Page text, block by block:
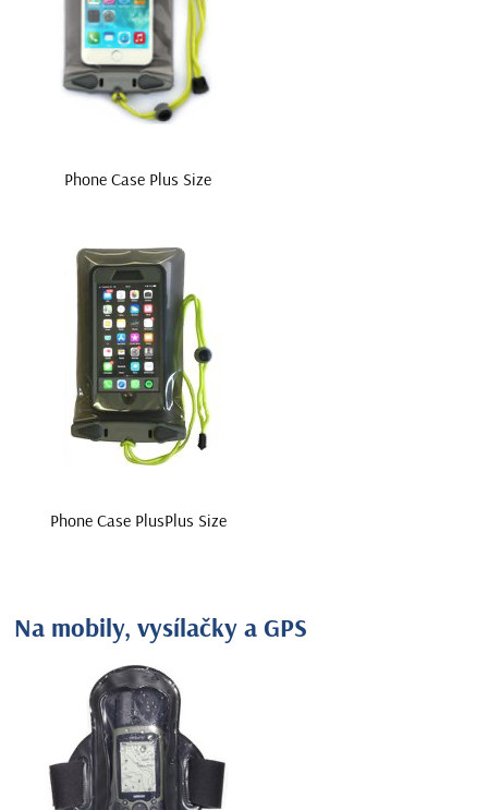
Phone Case Plus Size
Phone Case PlusPlus Size
Na mobily, vysílačky a GPS